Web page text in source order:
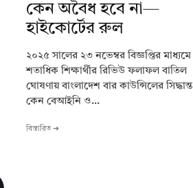
কেন অবৈধ হবে না—
হাইকোর্টের রুল
২০২৫ সালের ২৩ নভেম্বর বিজ্ঞপ্তির
শতাধিক শিক্ষার্থীর রিভিউ ফলাফল বাতিল
ঘোষণায় বাংলাদেশ বার কাউন্সিলের সিদ্ধান্ত
কেন বেআইনি ও...
বিস্তারিত ➔